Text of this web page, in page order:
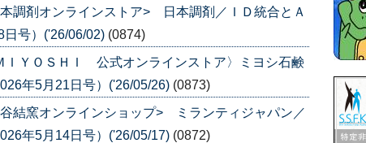
調剤オンラインストア> 日本調剤／ＩＤ統合とＡ
日号）('26/06/02) (0874)
ＩＹＯＳＨＩ 公式オンラインストア〉ミヨシ石鹸
年5月21日号）('26/05/26) (0873)
結窯オンラインショップ> ミランティジャパン／
年5月14日号）('26/05/17) (0872)